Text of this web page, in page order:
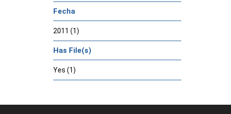
Fecha
2011 (1)
Has File(s)
Yes (1)